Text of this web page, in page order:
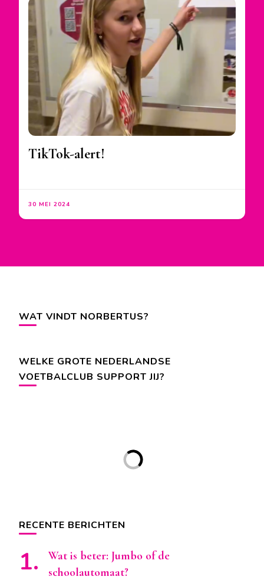
TikTok-alert!
30 MEI 2024
WAT VINDT NORBERTUS?
WELKE GROTE NEDERLANDSE
VOETBALCLUB SUPPORT JIJ?
RECENTE BERICHTEN
Wat is beter: Jumbo of de
schoolautomaat?